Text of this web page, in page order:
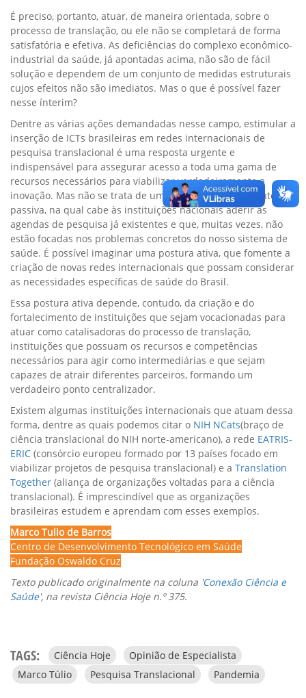
É preciso, portanto, atuar, de maneira orientada, sobre o
processo de translação, ou ele não se completará de forma
satisfatória e efetiva. As deficiências do complexo econômico-
industrial da saúde, já apontadas acima, não são de fácil
solução e dependem de um conjunto de medidas estruturais
cujos efeitos não são imediatos. Mas o que é possível fazer
nesse ínterim?
Dentre as várias ações demandadas nesse campo, estimular a
inserção de ICTs brasileiras em redes internacionais de
pesquisa translacional é uma resposta urgente e
indispensável para assegurar acesso a toda uma gama de
recursos necessários para viabilizar verdadeiramente a
inovação. Mas não se trata de uma postura simplesmente
passiva, na qual cabe às instituições nacionais aderir às
agendas de pesquisa já existentes e que, muitas vezes, não
estão focadas nos problemas concretos do nosso sistema de
saúde. É possível imaginar uma postura ativa, que fomente a
criação de novas redes internacionais que possam considerar
as necessidades específicas de saúde do Brasil.
Essa postura ativa depende, contudo, da criação e do
fortalecimento de instituições que sejam vocacionadas para
atuar como catalisadoras do processo de translação,
instituições que possuam os recursos e competências
necessários para agir como intermediárias e que sejam
capazes de atrair diferentes parceiros, formando um
verdadeiro ponto centralizador.
Existem algumas instituições internacionais que atuam dessa
forma, dentre as quais podemos citar o NIH NCats(braço de
ciência translacional do NIH norte-americano), a rede EATRIS-
ERIC (consórcio europeu formado por 13 países focado em
viabilizar projetos de pesquisa translacional) e a Translation
Together (aliança de organizações voltadas para a ciência
translacional). É imprescindível que as organizações
brasileiras estudem e aprendam com esses exemplos.
Marco Tulio de Barros
Centro de Desenvolvimento Tecnológico em Saúde
Fundação Oswaldo Cruz
Texto publicado originalmente na coluna ' Conexão Ciência e
Saúde', na revista Ciência Hoje n.º 375.
TAGS: Ciência Hoje
Opinião de Especialista
Marco Túlio
Pesquisa Translacional Pandemia